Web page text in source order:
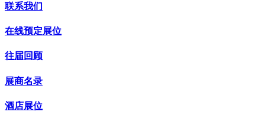
联系我们
在线预定展位
往届回顾
展商名录
酒店展位